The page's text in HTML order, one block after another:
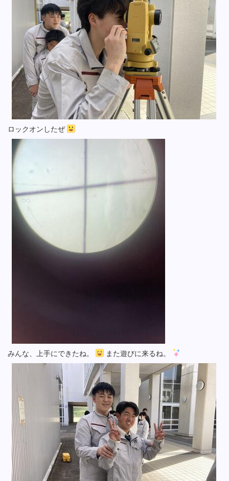
ロックオンしたぜ
みんな、上手にできたね。 また遊びに来るね。